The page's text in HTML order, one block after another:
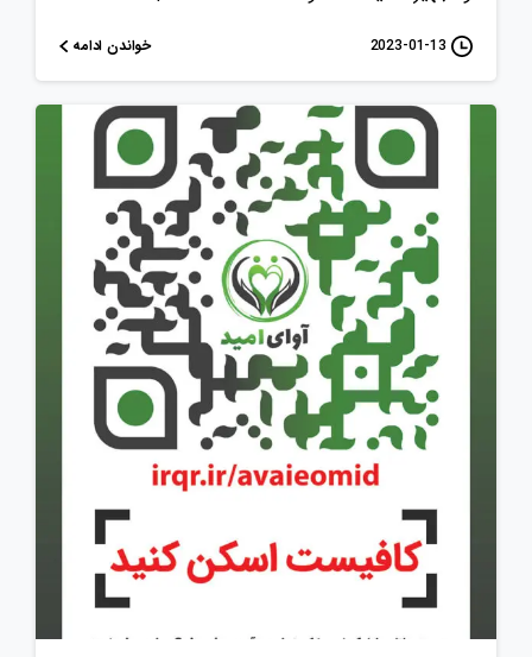
2023-01-13 خواندن ادامه